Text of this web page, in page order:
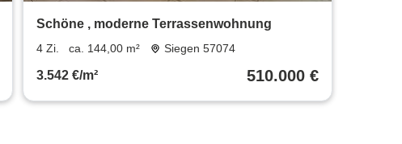
Schöne , moderne Terrassenwohnung
4 Zi. ca. 144,00 m² Siegen 57074
3.542 €/m² 510.000 €